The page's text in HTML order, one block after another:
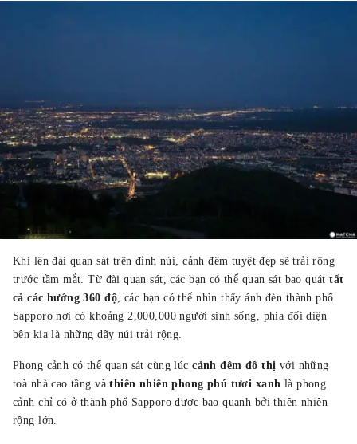
Khi lên đài quan sát trên đỉnh núi, cảnh đêm tuyệt đẹp sẽ trải rộng
trước tầm mắt. Từ đài quan sát, các bạn có thể quan sát bao quáttất
cả các hướng 360 độ, các bạn có thể nhìn thấy ánh đèn thành phố
Sapporo nơi có khoảng 2,000,000 người sinh sống, phía đối diện
bên kia là những dãy núi trải rộng.
Phong cảnh có thể quan sát cùng lúccảnh đêm đô thị với những
toà nhà cao tầng vàthiên nhiên phong phú tươi xanh là phong
cảnh chỉ có ở thành phố Sapporo được bao quanh bởi thiên nhiên
rộng lớn.